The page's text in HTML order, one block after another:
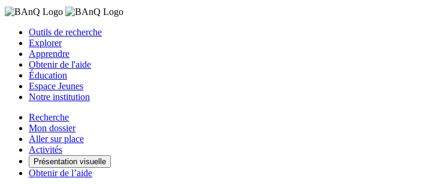
Outils de recherche
Explorer
Apprendre
Obtenir de l'aide
Éducation
Espace Jeunes
Notre institution
Recherche
Mon dossier
Aller sur place
Activités
Présentation visuelle
Obtenir de l’aide